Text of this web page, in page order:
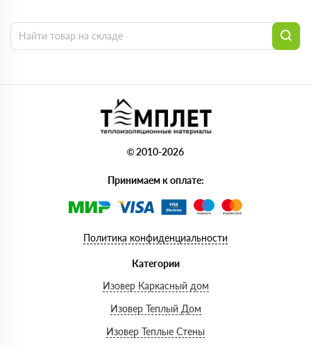
© 2010-2026
Принимаем к оплате:
Политика конфиденциальности
Категории
Изовер Каркасный дом
Изовер Теплый Дом
Изовер Теплые Стены